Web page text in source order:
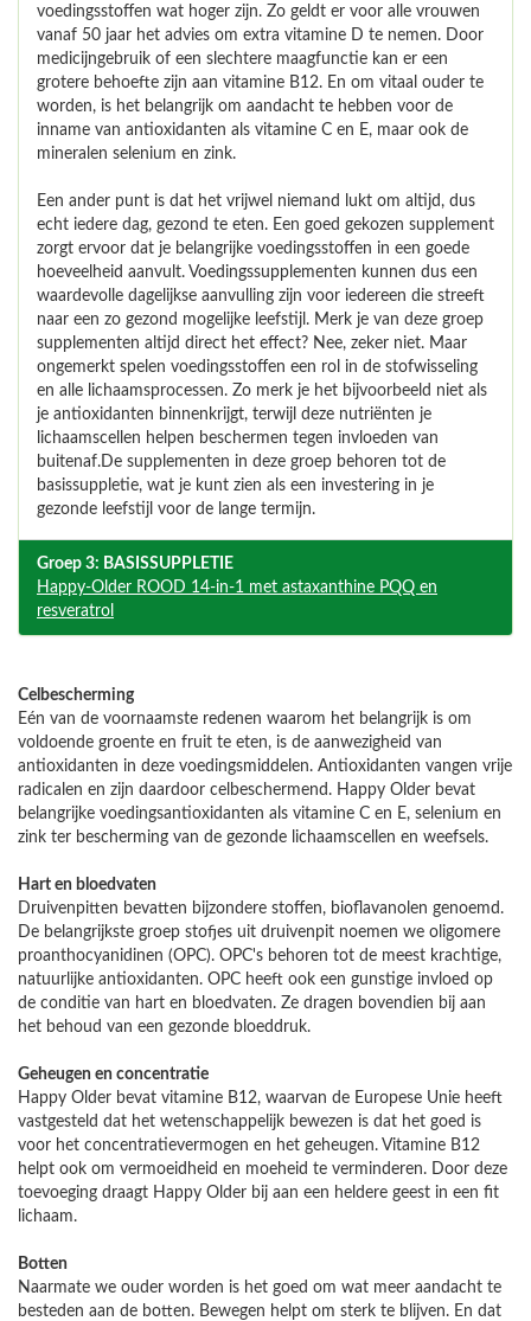
voedingsstoffen wat hoger zijn. Zo geldt er voor alle vrouwen
vanaf 50 jaar het advies om extra vitamine D te nemen. Door
medicijngebruik of een slechtere maagfunctie kan er een
grotere behoefte zijn aan vitamine B12. En om vitaal ouder te
worden, is het belangrijk om aandacht te hebben voor de
inname van antioxidanten als vitamine C en E, maar ook de
mineralen selenium en zink.
Een ander punt is dat het vrijwel niemand lukt om altijd, dus
echt iedere dag, gezond te eten. Een goed gekozen supplement
zorgt ervoor dat je belangrijke voedingsstoffen in een goede
hoeveelheid aanvult. Voedingssupplementen kunnen dus een
waardevolle dagelijkse aanvulling zijn voor iedereen die streeft
naar een zo gezond mogelijke leefstijl. Merk je van deze groep
supplementen altijd direct het effect? Nee, zeker niet. Maar
ongemerkt spelen voedingsstoffen een rol in de stofwisseling
en alle lichaamsprocessen. Zo merk je het bijvoorbeeld niet als
je antioxidanten binnenkrijgt, terwijl deze nutriënten je
lichaamscellen helpen beschermen tegen invloeden van
buitenaf.De supplementen in deze groep behoren tot de
basissuppletie, wat je kunt zien als een investering in je
gezonde leefstijl voor de lange termijn.
Groep 3: BASISSUPPLETIE
Happy-Older ROOD 14-in-1 met astaxanthine PQQ en
resveratrol
Celbescherming
Eén van de voornaamste redenen waarom het belangrijk is om
voldoende groente en fruit te eten, is de aanwezigheid van
antioxidanten in deze voedingsmiddelen. Antioxidanten vangen vrije
radicalen en zijn daardoor celbeschermend. Happy Older bevat
belangrijke voedingsantioxidanten als vitamine C en E, selenium en
zink ter bescherming van de gezonde lichaamscellen en weefsels.
Hart en bloedvaten
Druivenpitten bevatten bijzondere stoffen, bioflavanolen genoemd.
De belangrijkste groep stofjes uit druivenpit noemen we oligomere
proanthocyanidinen (OPC). OPC's behoren tot de meest krachtige,
natuurlijke antioxidanten. OPC heeft ook een gunstige invloed op
de conditie van hart en bloedvaten. Ze dragen bovendien bij aan
het behoud van een gezonde bloeddruk.
Geheugen en concentratie
Happy Older bevat vitamine B12, waarvan de Europese Unie heeft
vastgesteld dat het wetenschappelijk bewezen is dat het goed is
voor het concentratievermogen en het geheugen. Vitamine B12
helpt ook om vermoeidheid en moeheid te verminderen. Door deze
toevoeging draagt Happy Older bij aan een heldere geest in een fit
lichaam.
Botten
Naarmate we ouder worden is het goed om wat meer aandacht te
besteden aan de botten. Bewegen helpt om sterk te blijven. En dat